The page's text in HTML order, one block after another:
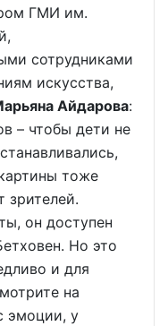
ГМИ им.
сотрудниками
искусства,
Айдарова:
– чтобы дети не
тоже
зрителей.
он доступен
Но это
и для
на
эмоции, у